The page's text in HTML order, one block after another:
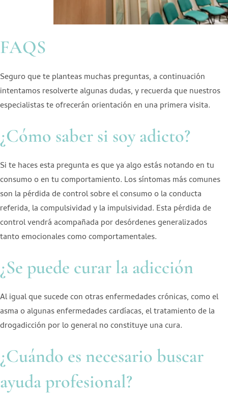
FAQS
Seguro que te planteas muchas preguntas, a continuación
intentamos resolverte algunas dudas, y recuerda que nuestros
especialistas te ofrecerán orientación en una primera visita.
¿Cómo saber si soy adicto?
Si te haces esta pregunta es que ya algo estás notando en tu
consumo o en tu comportamiento. Los síntomas más comunes
son la pérdida de control sobre el consumo o la conducta
referida, la compulsividad y la impulsividad. Esta pérdida de
control vendrá acompañada por desórdenes generalizados
tanto emocionales como comportamentales.
¿Se puede curar la adicción
Al igual que sucede con otras enfermedades crónicas, como el
asma o algunas enfermedades cardíacas, el tratamiento de la
drogadicción por lo general no constituye una cura.
¿Cuándo es necesario buscar
ayuda profesional?